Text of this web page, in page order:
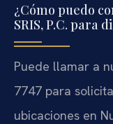
¿Cómo puedo
SRIS, P.C. para
Puede llamar a
7747 para
ubicaciones en